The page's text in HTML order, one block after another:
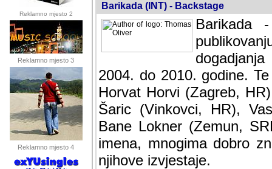
Reklamno mjesto 2
Reklamno mjesto 3
Reklamno mjesto 4
Barikada (INT) - Backstage
Barikada
2004. do 2010. godine.
Horvat Horvi (Zagreb,
Šaric (Vinkovci, HR),
Bane Lokner (Zemun,
imena, mnogima dobro
njihove izvjestaje.